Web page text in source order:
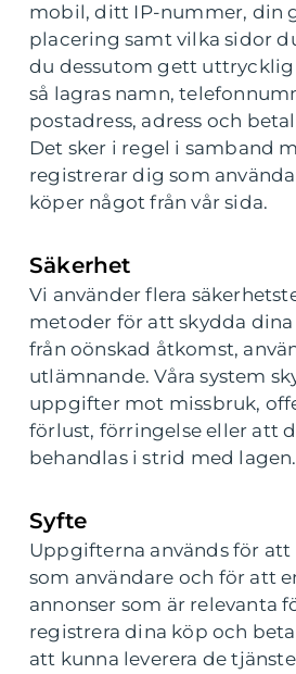
mobil, ditt IP-nummer, din
placering samt vilka sidor
du dessutom gett
så lagras namn,
postadress, adress och
Det sker i regel i samband
registrerar dig som
köper något från vår sida.
Säkerhet
Vi använder flera
metoder för att skydda
från oönskad åtkomst,
utlämnande. Våra system
uppgifter mot missbruk,
förlust, förringelse eller att
behandlas i strid med lagen.
Syfte
Uppgifterna används för
som användare och för att
annonser som är relevanta
registrera dina köp och
att kunna leverera de